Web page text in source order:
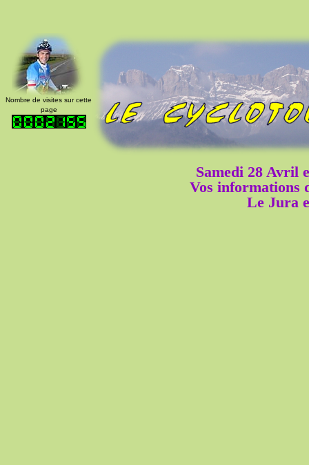
Nombre de visites sur cette
page
Samedi 28 Avril
Vos informations
Le Jura